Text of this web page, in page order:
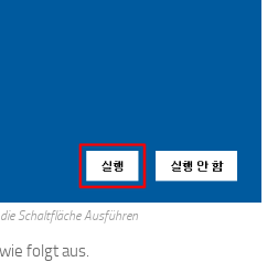
Schaltfläche Ausführen
folgt aus.